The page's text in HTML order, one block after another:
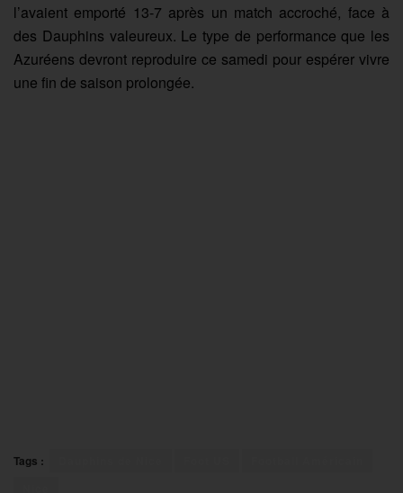
l’avaient emporté 13-7 après un match accroché, face à
des Dauphins valeureux. Le type de performance que les
Azuréens devront reproduire ce samedi pour espérer vivre
une fin de saison prolongée.
Tags :